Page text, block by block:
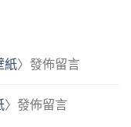
紙〉發佈留言
〉發佈留言